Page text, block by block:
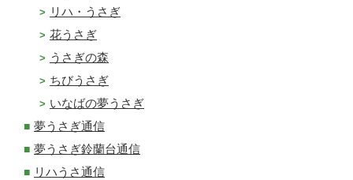
リハ・うさぎ
花うさぎ
うさぎの森
ちびうさぎ
いなばの夢うさぎ
夢うさぎ通信
夢うさぎ鈴蘭台通信
リハうさ通信